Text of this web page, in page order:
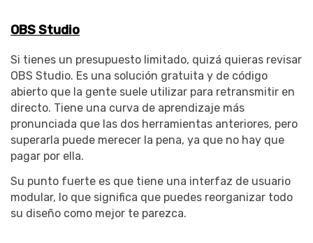
OBS Studio
Si tienes un presupuesto limitado, quizá quieras revisar
OBS Studio. Es una solución gratuita y de código
abierto que la gente suele utilizar para retransmitir en
directo. Tiene una curva de aprendizaje más
pronunciada que las dos herramientas anteriores, pero
superarla puede merecer la pena, ya que no hay que
pagar por ella.
Su punto fuerte es que tiene una interfaz de usuario
modular, lo que significa que puedes reorganizar todo
su diseño como mejor te parezca.